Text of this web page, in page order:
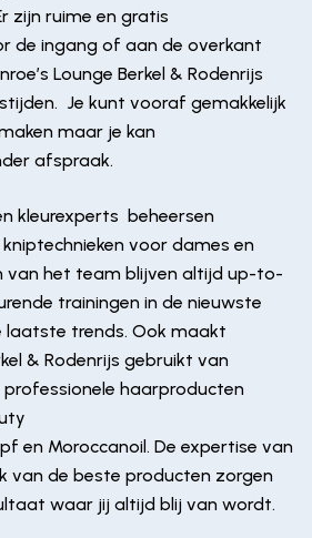
zijn ruime en gratis
de ingang of aan de overkant
Lounge Berkel & Rodenrijs
Je kunt vooraf gemakkelijk
maar je kan
afspraak.
kleurexperts beheersen
voor dames en
van het team blijven altijd up-to-
trainingen in de nieuwste
laatste trends. Ook maakt
& Rodenrijs gebruikt van
haarproducten
en Moroccanoil. De expertise van
van de beste producten zorgen
waar jij altijd blij van wordt.